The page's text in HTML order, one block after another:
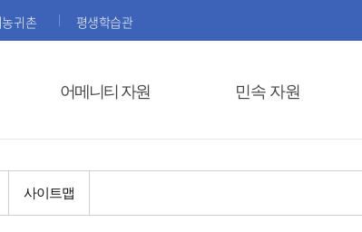
귀촌 평생학습관
어메니티 자원 민속 자원
사이트맵